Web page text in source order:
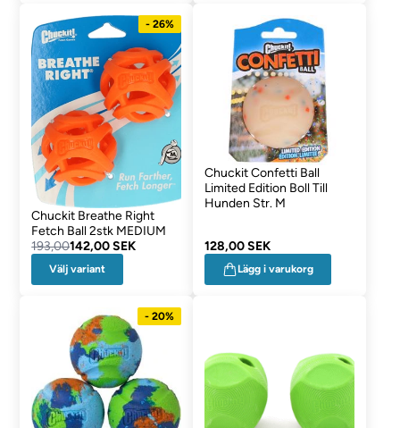
- 26%
Chuckit Breathe Right
Fetch Ball 2stk MEDIUM
193,00142,00 SEK
Välj variant
Chuckit Confetti Ball
Limited Edition Boll Till
Hunden Str. M
128,00 SEK
Lägg i varukorg
- 20%